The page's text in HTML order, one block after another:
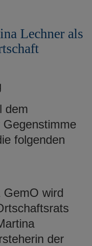
Lechner als
dem
folgenden
wird
der